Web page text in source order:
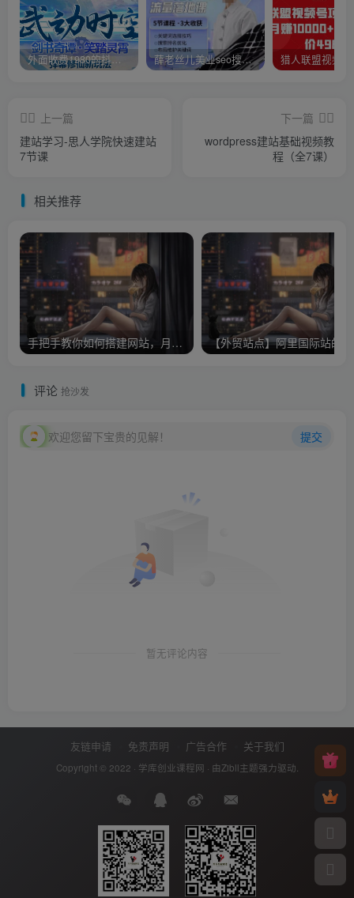
外面收费1980的抖音武动时空直播项目，无需真人出镜，实时互动直播【软件+详细教程】 薛老丝儿美业seo搜索流量落地课，一周暴涨20w粉丝，全干货讲解
上一篇
建站学习-思人学院快速建站
7节课
下一篇
wordpress建站基础视频教
程（全7课）
相关推荐
手把手教你如何搭建网站，月收入5000全套教程实战教程（附带插件）
评论 抢沙发
欢迎您留下宝贵的见解！ 提交
暂无评论内容
友链申请 免责声明 广告合作 关于我们
Copyright © 2022 · 学库创业课程网 · 由Zibll主题强力驱动.